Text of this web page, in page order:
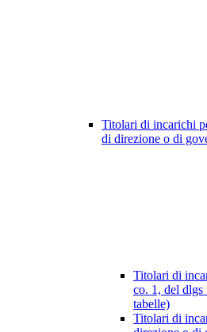
Titolari di incarichi
di direzione o di
Titolari di
co. 1, del dlgs
tabelle)
Titolari di